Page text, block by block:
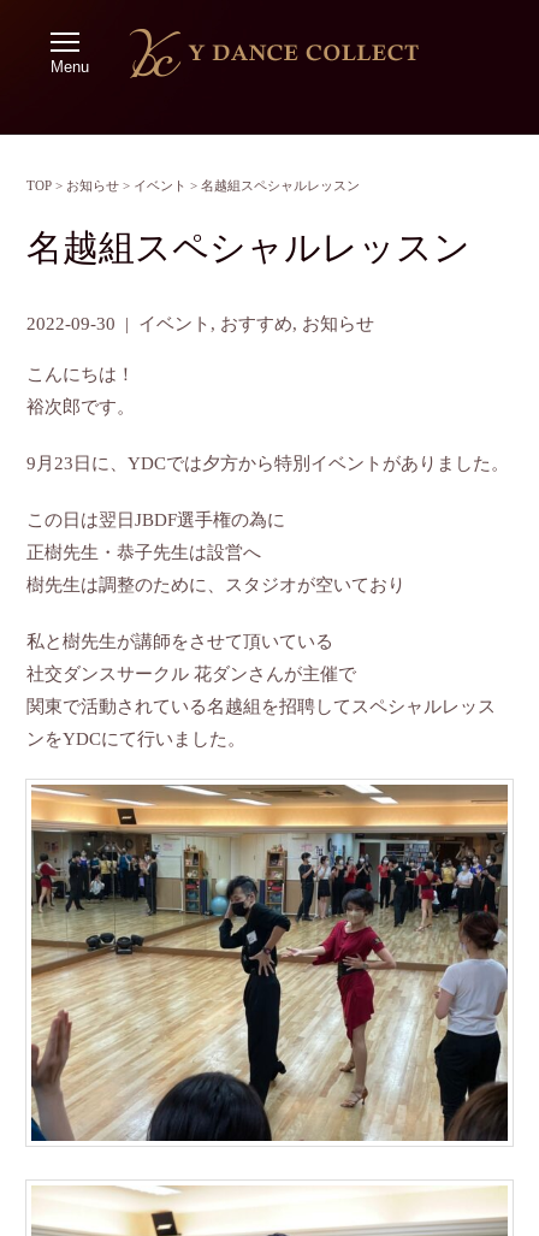
Menu
TOP > お知らせ > イベント >名越組スペシャルレッスン
名越組スペシャルレッスン
2022-09-30 | イベント , おすすめ, お知らせ
こんにちは！
裕次郎です。
9月23日に、YDCでは夕方から特別イベントがありました。
この日は翌日JBDF選手権の為に
正樹先生・恭子先生は設営へ
樹先生は調整のために、スタジオが空いており
私と樹先生が講師をさせて頂いている
社交ダンスサークル 花ダンさんが主催で
関東で活動されている名越組を招聘してスペシャルレッス
ンをYDCにて行いました。